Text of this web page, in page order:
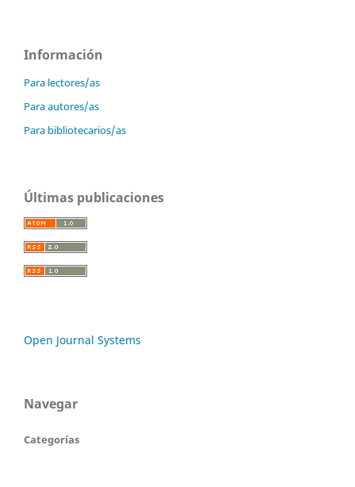
Información
Para lectores/as
Para autores/as
Para bibliotecarios/as
Últimas publicaciones
Open Journal Systems
Navegar
Categorías